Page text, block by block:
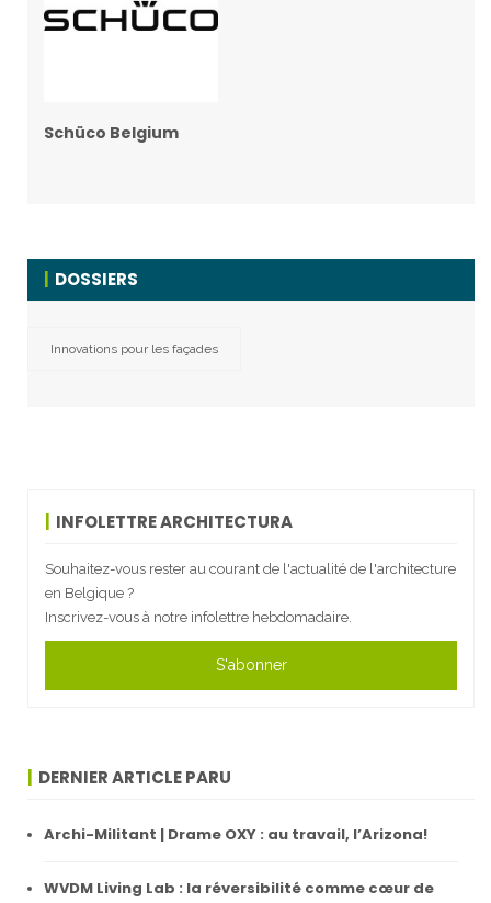
Schüco Belgium
DOSSIERS
Innovations pour les façades
INFOLETTRE ARCHITECTURA
Souhaitez-vous rester au courant de l'actualité de l'architecture
en Belgique ?
Inscrivez-vous à notre infolettre hebdomadaire.
S'abonner
DERNIER ARTICLE PARU
Archi-Militant | Drame OXY : au travail, l’Arizona!
WVDM Living Lab : la réversibilité comme cœur de